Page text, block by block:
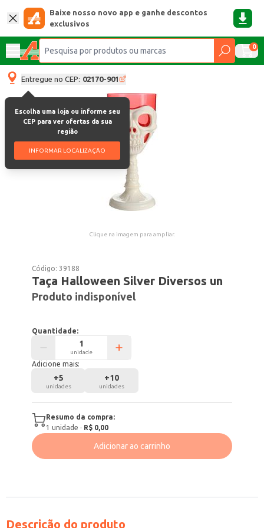
Baixe nosso novo app e ganhe descontos
exclusivos
0
Entregue no CEP: 02170-901
Escolha uma loja ou informe seu
CEP para ver ofertas da sua
região
INFORMAR LOCALIZAÇÃO
Clique na imagem para ampliar.
Código:39188
Taça Halloween Silver Diversos un
Produto indisponível
Quantidade:
unidade
Adicione mais:
+5
unidades
+10
unidades
Resumo da compra:
1 unidade · R$ 0,00
Adicionar ao carrinho
Descrição do produto